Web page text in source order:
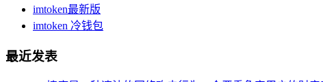
imtoken最新版
imtoken 冷钱包
最近发表